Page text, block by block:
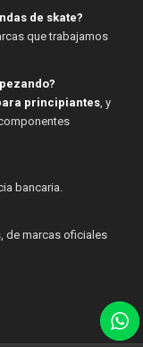
de skate?
que trabajamos
principiantes, y
bancaria.
de marcas oficiales